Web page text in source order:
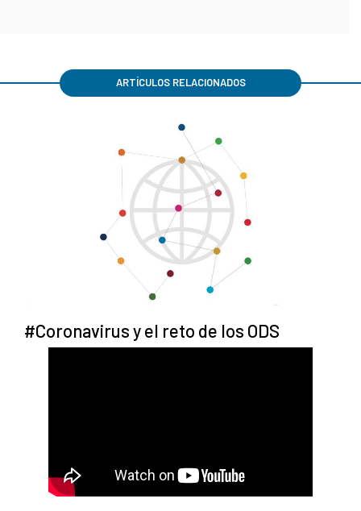
ARTÍCULOS RELACIONADOS
#Coronavirus y el reto de los ODS